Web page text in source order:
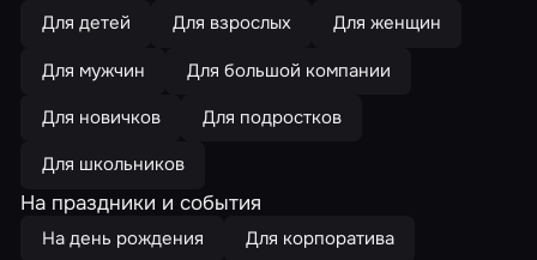
Для детей Для взрослых
Для женщин
Для мужчин
Для большой компании
Для новичков
Для подростков
Для школьников
На праздники и события
На день рождения Для корпоратива